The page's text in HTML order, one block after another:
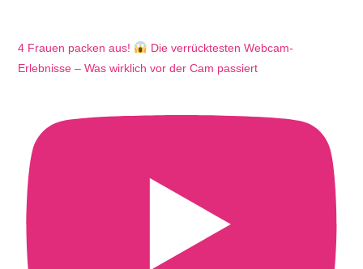
4 Frauen packen aus!
Die verrücktesten Webcam-
Erlebnisse – Was wirklich vor der Cam passiert